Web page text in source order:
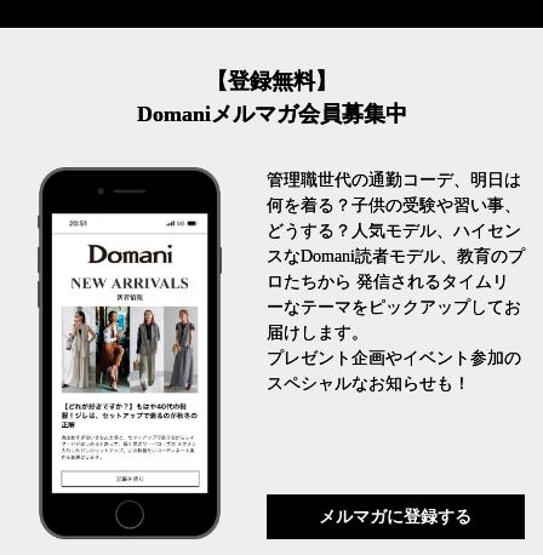
【登録無料】
Domaniメルマガ会員募集中
管理職世代の通勤コーデ、明日は
何を着る？子供の受験や習い事、
どうする？人気モデル、ハイセン
スなDomani読者モデル、教育のプ
ロたちから 発信されるタイムリ
ーなテーマをピックアップしてお
届けします。
プレゼント企画やイベント参加の
スペシャルなお知らせも！
メルマガに登録する